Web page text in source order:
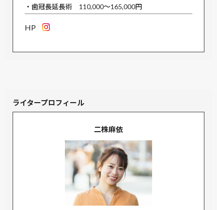
・歯冠長延長術 110,000～165,000円
HP
ライタープロフィール
二株麻依